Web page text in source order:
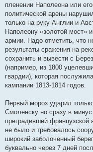
пленении Наполеона или
политической арены
только на руку Англии и
Наполеону «золотой мост»
армии. Надо отметить, что
результаты сражения на
сохранить и вывести с
(например, из 1800
гвардии), которая
кампании 1813-1814 годов.
Первый мороз ударил
Смоленску но сразу в
преградившей французской
не было и требовалось
широкий заболоченный
буквально через 7 дней